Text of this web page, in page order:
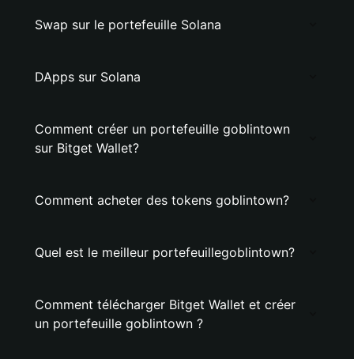
Swap sur le portefeuille Solana
DApps sur Solana
Comment créer un portefeuille goblintown
sur Bitget Wallet?
Comment acheter des tokens goblintown?
Quel est le meilleur portefeuillegoblintown?
Comment télécharger Bitget Wallet et créer
un portefeuille goblintown ?